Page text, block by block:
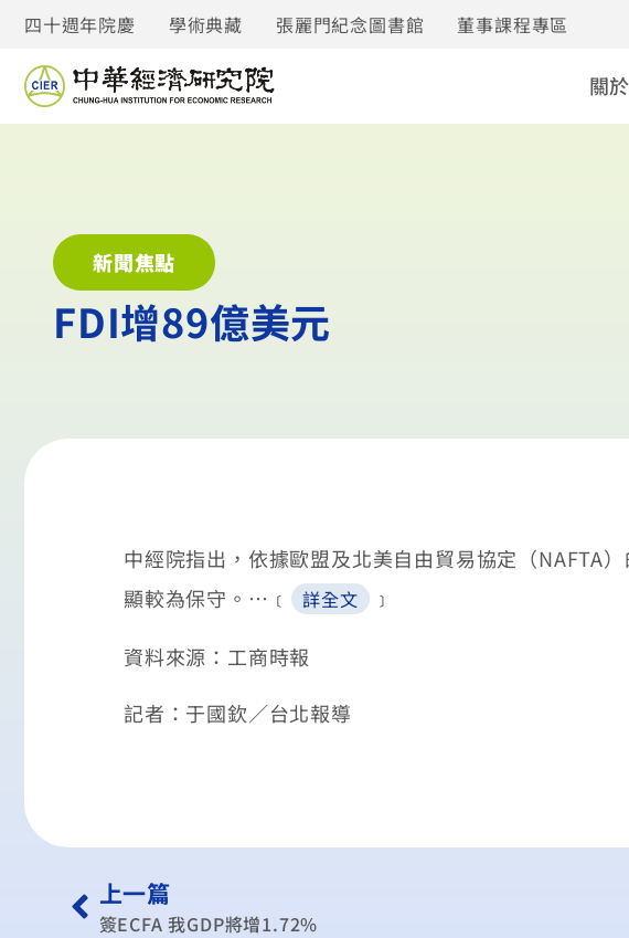
四十週年院慶 學術典藏 張麗門紀念圖書館 董事課程專區
關
新聞焦點
FDI增89億美元
中經院指出，依據歐盟及北美自由貿易協定（NAFTA
顯較為保守。…﹝
詳全文 ﹞
資料來源：工商時報
記者：于國欽／台北報導
上一篇
簽ECFA 我GDP將增1.72%